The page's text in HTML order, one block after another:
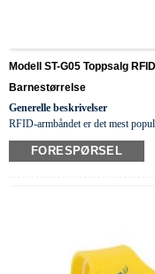
Modell ST-G05 Toppsalg
Barnestørrelse
Generelle beskrivelser
RFID-armbåndet er det mest
lommebøker, hotellnøkler,
så snillfarger, friendelige materialer,
FORESPØRSEL